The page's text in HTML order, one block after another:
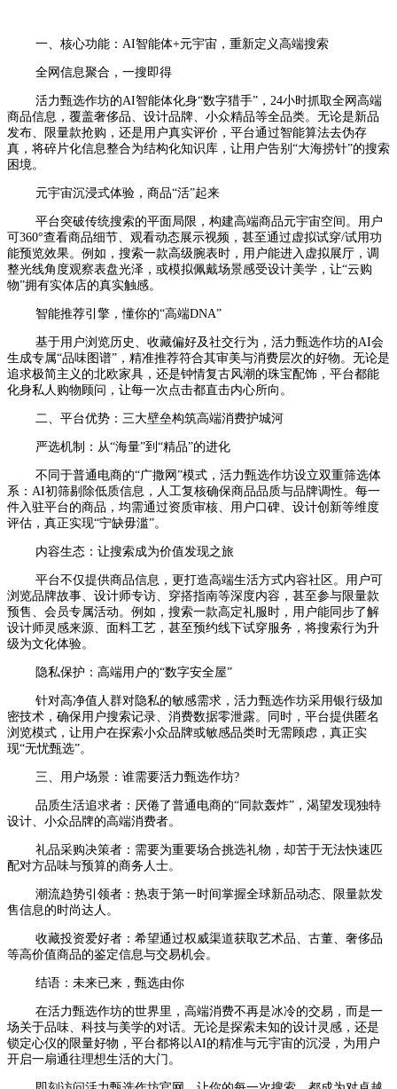
一、核心功能：AI智能体+元宇宙，重新定义高端搜索
全网信息聚合，一搜即得
活力甄选作坊的AI智能体化身“数字猎手”，24小时抓取全网高端
商品信息，覆盖奢侈品、设计品牌、小众精品等全品类。无论是新品
发布、限量款抢购，还是用户真实评价，平台通过智能算法去伪存
真，将碎片化信息整合为结构化知识库，让用户告别“大海捞针”的搜索
困境。
元宇宙沉浸式体验，商品“活”起来
平台突破传统搜索的平面局限，构建高端商品元宇宙空间。用户
可360°查看商品细节、观看动态展示视频，甚至通过虚拟试穿/试用功
能预览效果。例如，搜索一款高级腕表时，用户能进入虚拟展厅，调
整光线角度观察表盘光泽，或模拟佩戴场景感受设计美学，让“云购
物”拥有实体店的真实触感。
智能推荐引擎，懂你的“高端DNA”
基于用户浏览历史、收藏偏好及社交行为，活力甄选作坊的AI会
生成专属“品味图谱”，精准推荐符合其审美与消费层次的好物。无论是
追求极简主义的北欧家具，还是钟情复古风潮的珠宝配饰，平台都能
化身私人购物顾问，让每一次点击都直击内心所向。
二、平台优势：三大壁垒构筑高端消费护城河
严选机制：从“海量”到“精品”的进化
不同于普通电商的“广撒网”模式，活力甄选作坊设立双重筛选体
系：AI初筛剔除低质信息，人工复核确保商品品质与品牌调性。每一
件入驻平台的商品，均需通过资质审核、用户口碑、设计创新等维度
评估，真正实现“宁缺毋滥”。
内容生态：让搜索成为价值发现之旅
平台不仅提供商品信息，更打造高端生活方式内容社区。用户可
浏览品牌故事、设计师专访、穿搭指南等深度内容，甚至参与限量款
预售、会员专属活动。例如，搜索一款高定礼服时，用户能同步了解
设计师灵感来源、面料工艺，甚至预约线下试穿服务，将搜索行为升
级为文化体验。
隐私保护：高端用户的“数字安全屋”
针对高净值人群对隐私的敏感需求，活力甄选作坊采用银行级加
密技术，确保用户搜索记录、消费数据零泄露。同时，平台提供匿名
浏览模式，让用户在探索小众品牌或敏感品类时无需顾虑，真正实
现“无忧甄选”。
三、用户场景：谁需要活力甄选作坊?
品质生活追求者：厌倦了普通电商的“同款轰炸”，渴望发现独特
设计、小众品牌的高端消费者。
礼品采购决策者：需要为重要场合挑选礼物，却苦于无法快速匹
配对方品味与预算的商务人士。
潮流趋势引领者：热衷于第一时间掌握全球新品动态、限量款发
售信息的时尚达人。
收藏投资爱好者：希望通过权威渠道获取艺术品、古董、奢侈品
等高价值商品的鉴定信息与交易机会。
结语：未来已来，甄选由你
在活力甄选作坊的世界里，高端消费不再是冰冷的交易，而是一
场关于品味、科技与美学的对话。无论是探索未知的设计灵感，还是
锁定心仪的限量好物，平台都将以AI的精准与元宇宙的沉浸，为用户
开启一扇通往理想生活的大门。